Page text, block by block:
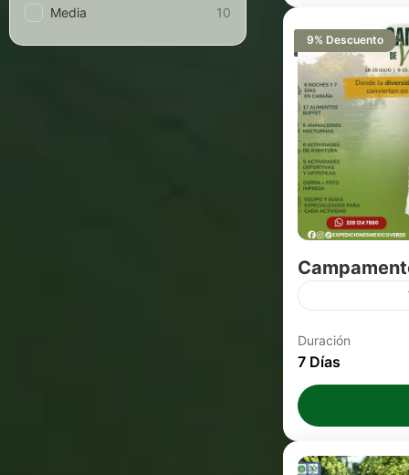
Media
10
temporada
paquetes de
balsas hoy
con nosotros!
1 Persona
9% Descuento
con
cabaña,
Duración
7 Días